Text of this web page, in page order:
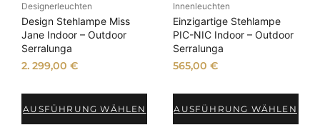
Designerleuchten
Design Stehlampe Miss
Jane Indoor – Outdoor
Serralunga
2. 299,00€
AUSFÜHRUNG WÄHLEN
Innenleuchten
Einzigartige Stehlampe
PIC-NIC Indoor – Outdoor
Serralunga
565,00 €
AUSFÜHRUNG WÄHLEN